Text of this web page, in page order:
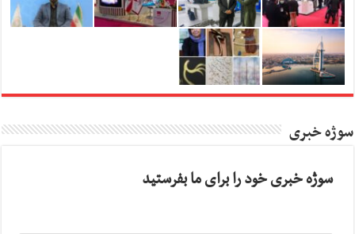
سوژه خبری
سوژه خبری خود را برای ما بفرستید